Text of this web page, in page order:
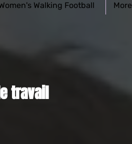
Walking Football More
travail